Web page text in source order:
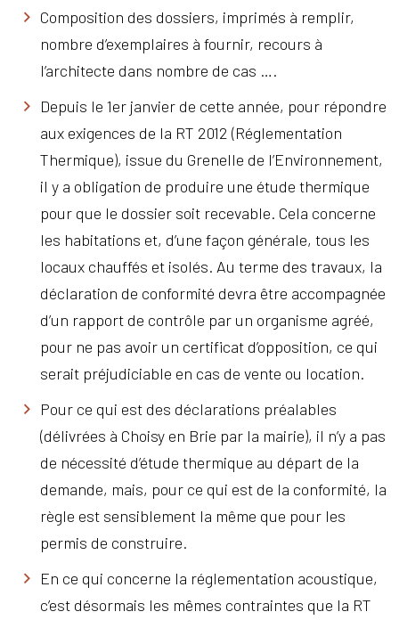
Composition des dossiers, imprimés à remplir,
nombre d’exemplaires à fournir, recours à
l’architecte dans nombre de cas ….
Depuis le 1er janvier de cette année, pour répondre
aux exigences de la RT 2012 (Réglementation
Thermique), issue du Grenelle de l’Environnement,
il y a obligation de produire une étude thermique
pour que le dossier soit recevable. Cela concerne
les habitations et, d’une façon générale, tous les
locaux chauffés et isolés. Au terme des travaux, la
déclaration de conformité devra être accompagnée
d’un rapport de contrôle par un organisme agréé,
pour ne pas avoir un certificat d’opposition, ce qui
serait préjudiciable en cas de vente ou location.
Pour ce qui est des déclarations préalables
(délivrées à Choisy en Brie par la mairie), il n’y a pas
de nécessité d’étude thermique au départ de la
demande, mais, pour ce qui est de la conformité, la
règle est sensiblement la même que pour les
permis de construire.
En ce qui concerne la réglementation acoustique,
c’est désormais les mêmes contraintes que la RT